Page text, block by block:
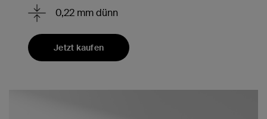
0,22 mm dünn
Jetzt kaufen